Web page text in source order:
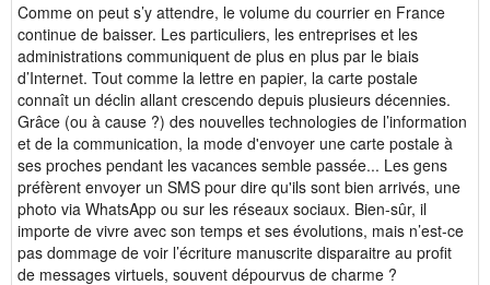
Comme on peut s’y attendre, le volume du courrier en France
continue de baisser. Les particuliers, les entreprises et les
administrations communiquent de plus en plus par le biais
d’Internet. Tout comme la lettre en papier, la carte postale
connaît un déclin allant crescendo depuis plusieurs décennies.
Grâce (ou à cause ?) des nouvelles technologies de l’information
et de la communication, la mode d'envoyer une carte postale à
ses proches pendant les vacances semble passée... Les gens
préfèrent envoyer un SMS pour dire qu'ils sont bien arrivés, une
photo via WhatsApp ou sur les réseaux sociaux. Bien-sûr, il
importe de vivre avec son temps et ses évolutions, mais n’est-ce
pas dommage de voir l’écriture manuscrite disparaitre au profit
de messages virtuels, souvent dépourvus de charme ?